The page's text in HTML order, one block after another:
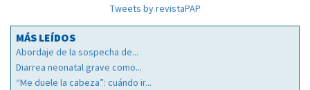
Tweets by revistaPAP
MÁS LEÍDOS
Abordaje de la sospecha de...
Diarrea neonatal grave como...
“Me duele la cabeza”: cuándo ir...